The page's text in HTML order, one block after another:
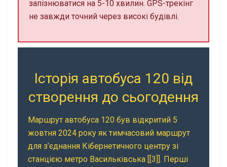
запізнюватися на 5-10 хвилин. GPS-трекінг
не завжди точний через високі будівлі.
Історія автобуса 120 від
створення до сьогодення
Маршрут автобуса 120 був відкритий 5
жовтня 2024 року як тимчасовий маршрут
для з’єднання Кібернетичного центру зі
станцією метро Васильківська [[3]]. Перші